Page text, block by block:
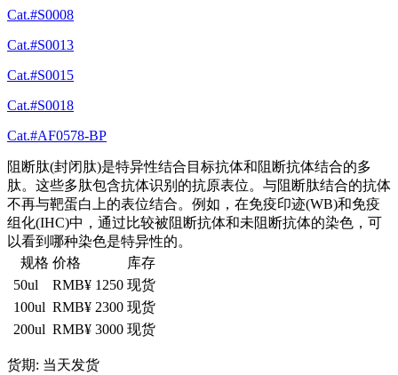
Cat.#S0008
Cat.#S0013
Cat.#S0015
Cat.#S0018
Cat.#AF0578-BP
阻断肽(封闭肽)是特异性结合目标抗体和阻断抗体结合的多
肽。这些多肽包含抗体识别的抗原表位。与阻断肽结合的抗体
不再与靶蛋白上的表位结合。例如，在免疫印迹(WB)和免疫
组化(IHC)中，通过比较被阻断抗体和未阻断抗体的染色，可
以看到哪种染色是特异性的。
规格 价格
库存
50ul
RMB¥ 1250 现货
100ul RMB¥ 2300 现货
200ul RMB¥ 3000 现货
货期: 当天发货